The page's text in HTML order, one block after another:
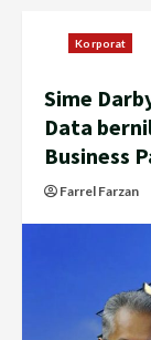
Korporat
Sime
Data
Business
Farrel Farzan